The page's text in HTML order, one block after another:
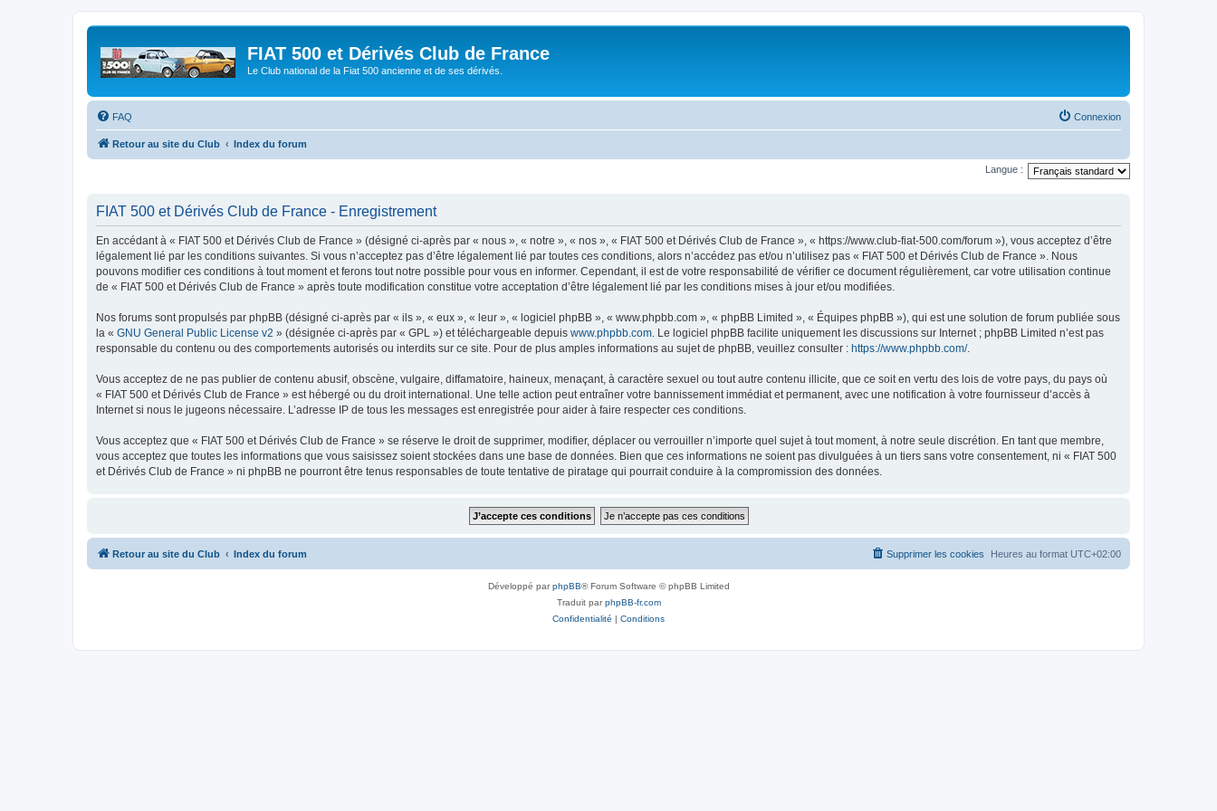
FIAT 500 et Dérivés Club de France
Le Club national de la Fiat 500 ancienne et de ses dérivés.
FAQ Connexion
Retour au site du Club Index du forum
Langue :
FIAT 500 et Dérivés Club de France - Enregistrement
En accédant à « FIAT 500 et Dérivés Club de France » (désigné ci-après par « nous », « notre », « nos », « FIAT 500 et Dérivés Club de France », « https://www.club-fiat-500.com/forum »), vous acceptez d’être
légalement lié par les conditions suivantes. Si vous n’acceptez pas d’être légalement lié par toutes ces conditions, alors n’accédez pas et/ou n’utilisez pas « FIAT 500 et Dérivés Club de France ». Nous
pouvons modifier ces conditions à tout moment et ferons tout notre possible pour vous en informer. Cependant, il est de votre responsabilité de vérifier ce document régulièrement, car votre utilisation continue
de « FIAT 500 et Dérivés Club de France » après toute modification constitue votre acceptation d’être légalement lié par les conditions mises à jour et/ou modifiées.
Nos forums sont propulsés par phpBB (désigné ci-après par « ils », « eux », « leur », « logiciel phpBB », « www.phpbb.com », « phpBB Limited », « Équipes phpBB »), qui est une solution de forum publiée sous
la « GNU General Public License v2 » (désignée ci-après par « GPL ») et téléchargeable depuis www.phpbb.com. Le logiciel phpBB facilite uniquement les discussions sur Internet ; phpBB Limited n’est pas
responsable du contenu ou des comportements autorisés ou interdits sur ce site. Pour de plus amples informations au sujet de phpBB, veuillez consulter : https://www.phpbb.com/.
Vous acceptez de ne pas publier de contenu abusif, obscène, vulgaire, diffamatoire, haineux, menaçant, à caractère sexuel ou tout autre contenu illicite, que ce soit en vertu des lois de votre pays, du pays où
« FIAT 500 et Dérivés Club de France » est hébergé ou du droit international. Une telle action peut entraîner votre bannissement immédiat et permanent, avec une notification à votre fournisseur d’accès à
Internet si nous le jugeons nécessaire. L’adresse IP de tous les messages est enregistrée pour aider à faire respecter ces conditions.
Vous acceptez que « FIAT 500 et Dérivés Club de France » se réserve le droit de supprimer, modifier, déplacer ou verrouiller n’importe quel sujet à tout moment, à notre seule discrétion. En tant que membre,
vous acceptez que toutes les informations que vous saisissez soient stockées dans une base de données. Bien que ces informations ne soient pas divulguées à un tiers sans votre consentement, ni « FIAT 500
et Dérivés Club de France » ni phpBB ne pourront être tenus responsables de toute tentative de piratage qui pourrait conduire à la compromission des données.
Retour au site du Club Index du forum Heures au format UTC+02:00
Supprimer les cookies
Développé parphpBB® Forum Software © phpBB Limited
Traduit parphpBB-fr.com
Confidentialité | Conditions